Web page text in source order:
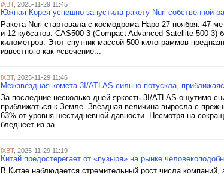
iXBT, 2025-11-29 11:45
Южная Корея успешно запустила ракету Nuri собственной
Ракета Nuri стартовала с космодрома Наро 27 ноября. 47-
и 12 кубсатов. CAS500-3 (Compact Advanced Satellite 500
километров. Этот спутник массой 500 килограммов
известного как «свечение...
iXBT, 2025-11-29 11:46
Межзвёздная комета 3I/ATLAS сильно потускла,
За последние несколько дней яркость 3I/ATLAS ощутимо
приближаться к Земле. Звёздная величина выросла с
63% от уровня шестидневной давности. Несмотря на
бледнеет из-за...
iXBT, 2025-11-29 11:19
Китай предостерегает от «пузыря» на рынке
В Китае наблюдается стремительный рост числа